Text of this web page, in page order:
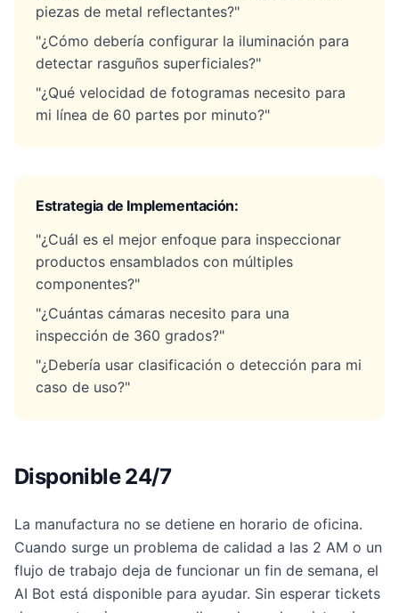
piezas de metal reflectantes?"
"¿Cómo debería configurar la iluminación para
detectar rasguños superficiales?"
"¿Qué velocidad de fotogramas necesito para
mi línea de 60 partes por minuto?"
Estrategia de Implementación:
"¿Cuál es el mejor enfoque para inspeccionar
productos ensamblados con múltiples
componentes?"
"¿Cuántas cámaras necesito para una
inspección de 360 grados?"
"¿Debería usar clasificación o detección para mi
caso de uso?"
Disponible 24/7
La manufactura no se detiene en horario de oficina.
Cuando surge un problema de calidad a las 2 AM o un
flujo de trabajo deja de funcionar un fin de semana, el
AI Bot está disponible para ayudar. Sin esperar tickets